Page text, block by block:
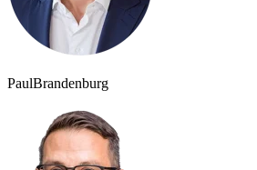
PaulBrandenburg